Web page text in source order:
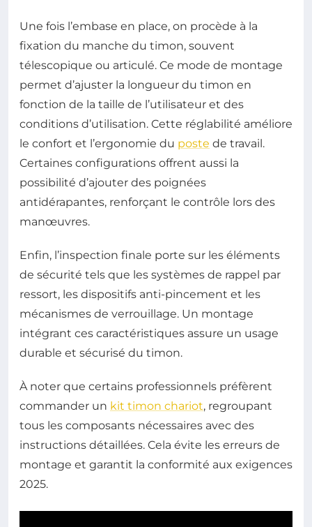
Une fois l’embase en place, on procède à la
fixation du manche du timon, souvent
télescopique ou articulé. Ce mode de montage
permet d’ajuster la longueur du timon en
fonction de la taille de l’utilisateur et des
conditions d’utilisation. Cette réglabilité améliore
le confort et l’ergonomie du poste de travail.
Certaines configurations offrent aussi la
possibilité d’ajouter des poignées
antidérapantes, renforçant le contrôle lors des
manœuvres.
Enfin, l’inspection finale porte sur les éléments
de sécurité tels que les systèmes de rappel par
ressort, les dispositifs anti-pincement et les
mécanismes de verrouillage. Un montage
intégrant ces caractéristiques assure un usage
durable et sécurisé du timon.
À noter que certains professionnels préfèrent
commander un kit timon chariot, regroupant
tous les composants nécessaires avec des
instructions détaillées. Cela évite les erreurs de
montage et garantit la conformité aux exigences
2025.